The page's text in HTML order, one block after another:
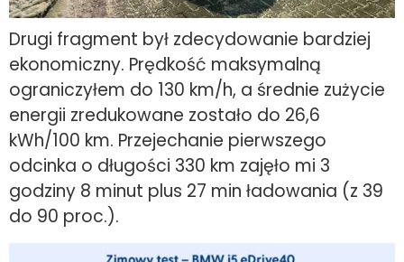
Drugi fragment był zdecydowanie bardziej
ekonomiczny. Prędkość maksymalną
ograniczyłem do 130 km/h, a średnie zużycie
energii zredukowane zostało do 26,6
kWh/100 km. Przejechanie pierwszego
odcinka o długości 330 km zajęło mi 3
godziny 8 minut plus 27 min ładowania (z 39
do 90 proc.).